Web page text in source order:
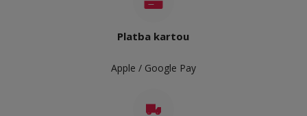
Platba kartou
Apple / Google Pay